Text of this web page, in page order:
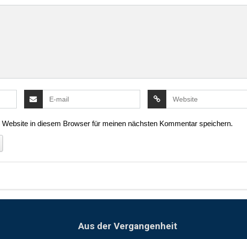
in diesem Browser für meinen nächsten Kommentar speichern.
Aus der Vergangenheit